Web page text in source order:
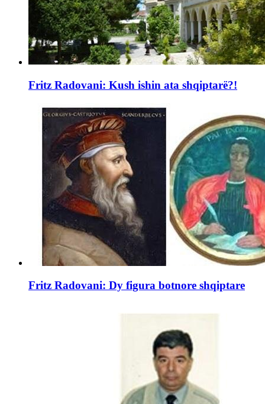
Fritz Radovani: Kush ishin ata shqiptarë?!
Fritz Radovani: Dy figura botnore shqiptare